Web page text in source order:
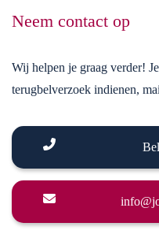
Neem contact op
Wij helpen je graag verder!
terugbelverzoek indienen,